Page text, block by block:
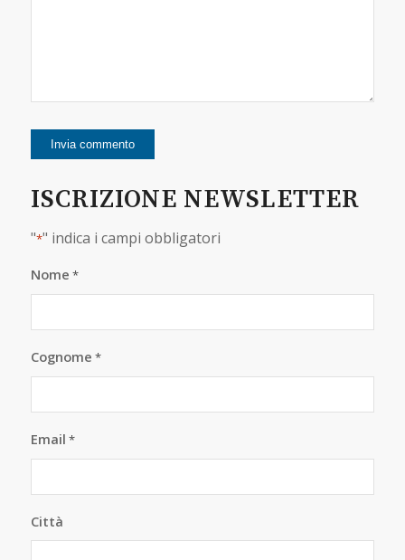
ISCRIZIONE NEWSLETTER
"*" indica i campi obbligatori
Nome *
Cognome *
Email *
Città